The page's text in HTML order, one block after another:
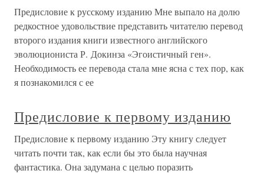
Предисловие к русскому изданию Мне выпало на долю
редкостное удовольствие представить читателю перевод
второго издания книги известного английского
эволюциониста Р. Докинза «Эгоистичный ген».
Необходимость ее перевода стала мне ясна с тех пор, как
я познакомился с ее
Предисловие к первому изданию
Предисловие к первому изданию Эту книгу следует
читать почти так, как если бы это была научная
фантастика. Она задумана с целью поразить